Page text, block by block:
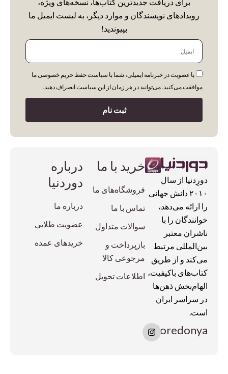
رویدادهای نویسندگان و موارد دیگر، به لیست ایمیل ما
بپیوندید!
ایمیل
با عضویت در خبرنامه ایمیلی، شما با سیاست حفظ حریم خصوصی ما
موافقت می‌کنید. می‌توانید در هر زمان از این سیاست انصراف دهید.
ثبت نام
دورِدنیا از سال
۲۰۱۰ دانش جهانی
را ارائه می‌دهد،
خوانندگان را با
ناشران معتبر
بین‌المللی مرتبط
می‌کند و از طریق
کتاب‌های باکیفیت،
الهام‌بخش ذهن‌ها
در سراسر ایران
است.
doredonya
I
n
s
خرید با ما
فروشگاه‌های ما
تماس با ما
سوالات متداول
بازپرداخت و
مرجوعی کالا
اطلاعات تحویل
درباره
دوردنیا
درباره ما
عضویت طلایی
خریدهای عمده